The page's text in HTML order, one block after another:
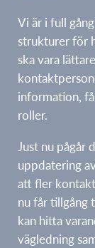
Vi är i full
strukturer för
ska vara
information,
roller.
Just nu pågår
uppdatering
att fler
nu får tillgång
kan hitta
vägledning